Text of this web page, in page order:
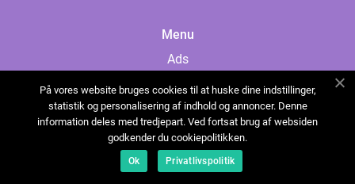
Menu
Ads
Cookies
Contact
Sitemap
På vores website bruges cookies til at huske dine indstillinger,
statistik og personalisering af indhold og annoncer. Denne
information deles med tredjepart. Ved fortsat brug af websiden
godkender du cookiepolitikken.
Ok Privatlivspolitik